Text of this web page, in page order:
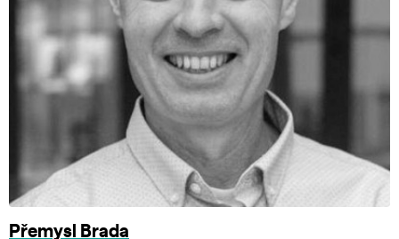
Přemysl Brada